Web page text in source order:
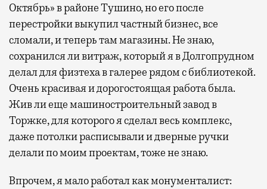
Октябрь» в районе Тушино, но его после
перестройки выкупил частный бизнес, все
сломали, и теперь там магазины. Не знаю,
сохранился ли витраж, который я в Долгопрудном
делал для физтеха в галерее рядом с библиотекой.
Очень красивая и дорогостоящая работа была.
Жив ли еще машиностроительный завод в
Торжке, для которого я сделал весь комплекс,
даже потолки расписывали и дверные ручки
делали по моим проектам, тоже не знаю.
Впрочем, я мало работал как монументалист: